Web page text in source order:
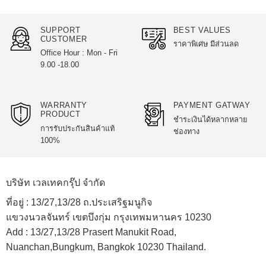
SUPPORT
CUSTOMER
Office Hour : Mon - Fri
9.00 -18.00
BEST VALUES
ราคาพิเศษ มีส่วนลด
WARRANTY
PRODUCT
การรับประกันสินค้าแท้
100%
PAYMENT GATWAY
ชำระเงินได้หลากหลาย
ช่องทาง
บริษัท เวลเทคกรุ๊ป จำกัด
ที่อยู่ : 13/27,13/28 ถ.ประเสริฐมนูกิจ
แขวงนวลจันทร์ เขตบึงกุ่ม กรุงเทพมหานคร 10230
Add : 13/27,13/28 Prasert Manukit Road,
Nuanchan,Bungkum, Bangkok 10230 Thailand.